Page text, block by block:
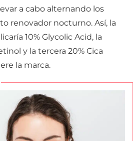
a cabo alternando los
renovador nocturno. Así, la
10% Glycolic Acid, la
y la tercera 20% Cica
la marca.